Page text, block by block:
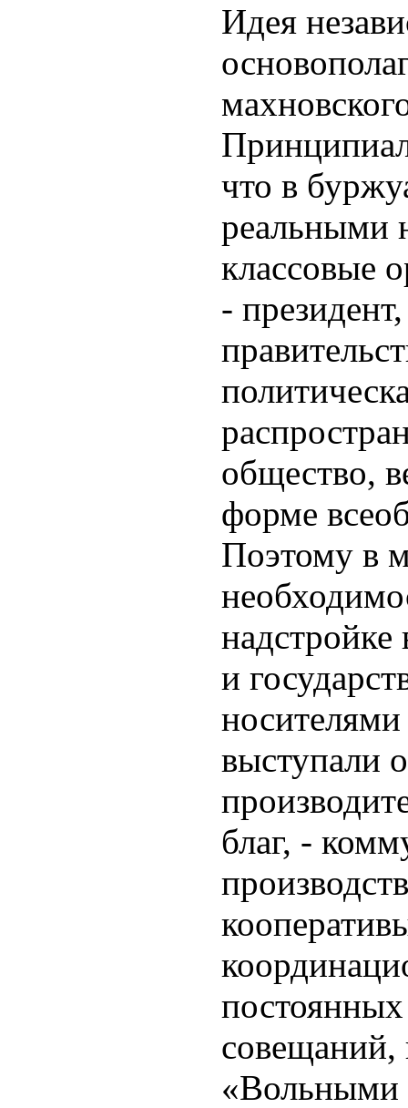
Идея
что в
реальными
классовые
-
общество,
форме
Поэтому в
надстройке
и
носителями
выступали
благ, -
совещаний,
«Вольными